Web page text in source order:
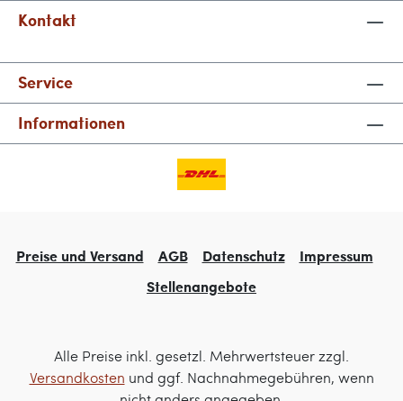
Kontakt
Service
Informationen
Preise und Versand AGB Datenschutz
Impressum
Stellenangebote
Alle Preise inkl. gesetzl. Mehrwertsteuer zzgl.
Versandkosten und ggf. Nachnahmegebühren, wenn